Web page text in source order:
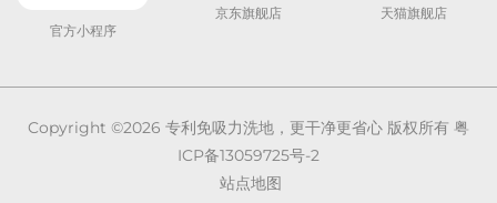
官方小程序
京东旗舰店 天猫旗舰店
Copyright ©2026 专利免吸力洗地，更干净更省心 版权所有 粤
ICP备13059725号-2
站点地图